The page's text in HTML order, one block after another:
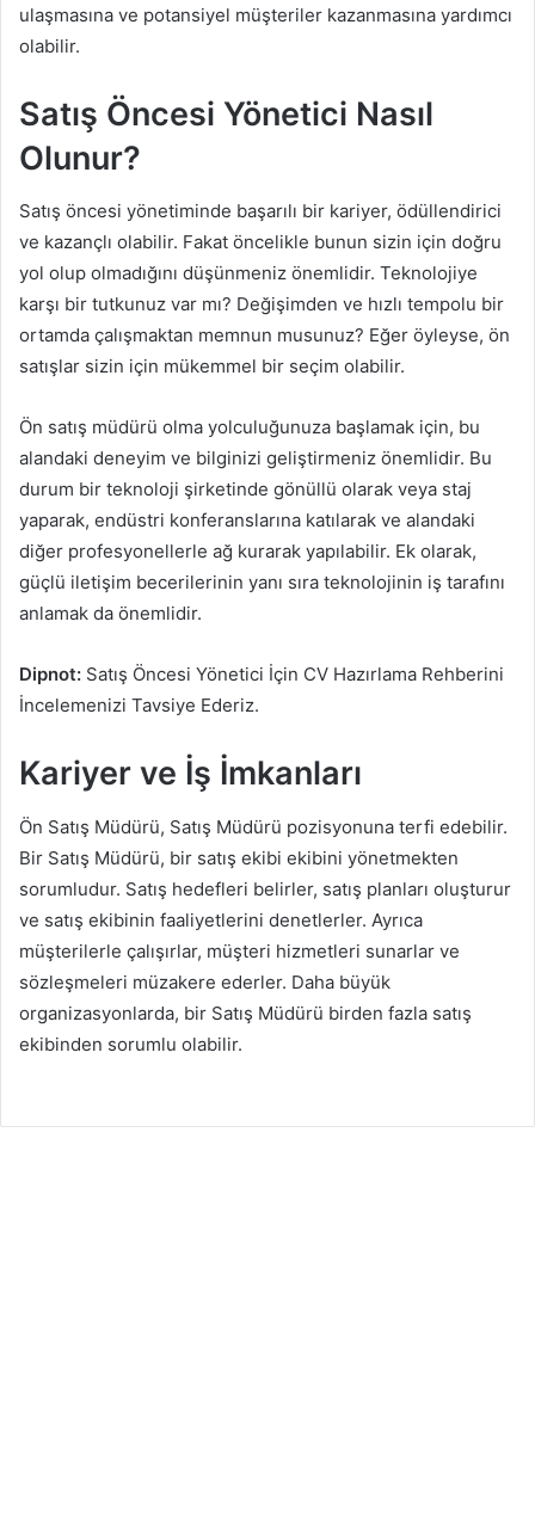
ulaşmasına ve potansiyel müşteriler kazanmasına yardımcı
olabilir.
Satış Öncesi Yönetici Nasıl
Olunur?
Satış öncesi yönetiminde başarılı bir kariyer, ödüllendirici
ve kazançlı olabilir. Fakat öncelikle bunun sizin için doğru
yol olup olmadığını düşünmeniz önemlidir. Teknolojiye
karşı bir tutkunuz var mı? Değişimden ve hızlı tempolu bir
ortamda çalışmaktan memnun musunuz? Eğer öyleyse, ön
satışlar sizin için mükemmel bir seçim olabilir.
Ön satış müdürü olma yolculuğunuza başlamak için, bu
alandaki deneyim ve bilginizi geliştirmeniz önemlidir. Bu
durum bir teknoloji şirketinde gönüllü olarak veya staj
yaparak, endüstri konferanslarına katılarak ve alandaki
diğer profesyonellerle ağ kurarak yapılabilir. Ek olarak,
güçlü iletişim becerilerinin yanı sıra teknolojinin iş tarafını
anlamak da önemlidir.
Dipnot: Satış Öncesi Yönetici İçin CV Hazırlama Rehberini
İncelemenizi Tavsiye Ederiz.
Kariyer ve İş İmkanları
Ön Satış Müdürü, Satış Müdürü pozisyonuna terfi edebilir.
Bir Satış Müdürü, bir satış ekibi ekibini yönetmekten
sorumludur. Satış hedefleri belirler, satış planları oluşturur
ve satış ekibinin faaliyetlerini denetlerler. Ayrıca
müşterilerle çalışırlar, müşteri hizmetleri sunarlar ve
sözleşmeleri müzakere ederler. Daha büyük
organizasyonlarda, bir Satış Müdürü birden fazla satış
ekibinden sorumlu olabilir.